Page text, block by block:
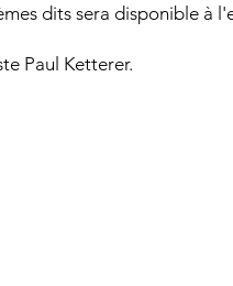
dits sera disponible à
Paul Ketterer.